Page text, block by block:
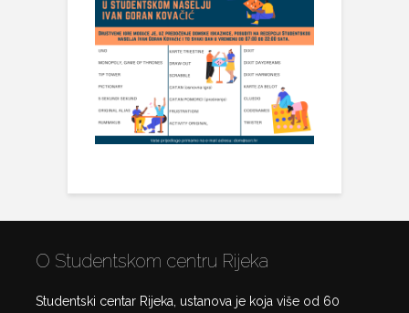
O Studentskom centru Rijeka
Studentski centar Rijeka, ustanova je koja više od 60